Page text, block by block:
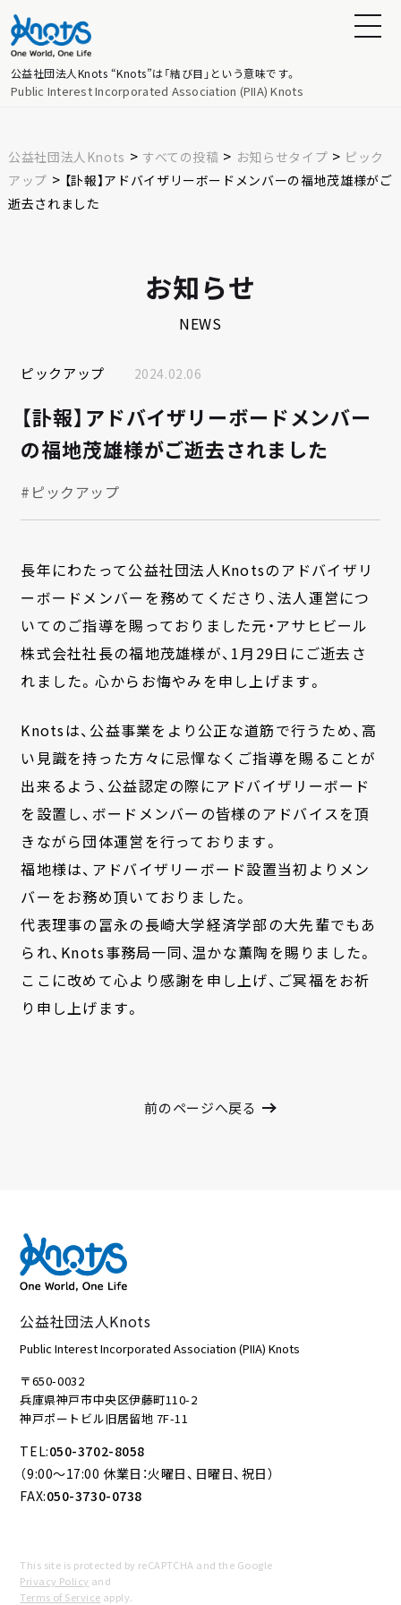
公益社団法人Knots “Knots”は「結び目」という意味です。
Public Interest Incorporated Association (PIIA) Knots
公益社団法人Knots > すべての投稿 > お知らせタイプ > ピック
アップ > 【訃報】アドバイザリーボードメンバーの福地茂雄様がご
逝去されました
お知らせ
NEWS
ピックアップ 2024.02.06
【訃報】アドバイザリーボードメンバー
の福地茂雄様がご逝去されました
#ピックアップ
長年にわたって公益社団法人Knotsのアドバイザリ
ーボードメンバーを務めてくださり、法人運営につ
いてのご指導を賜っておりました元・アサヒビール
株式会社社長の福地茂雄様が、1月29日にご逝去さ
れました。心からお悔やみを申し上げます。
Knotsは、公益事業をより公正な道筋で行うため、高
い見識を持った方々に忌憚なくご指導を賜ることが
出来るよう、公益認定の際にアドバイザリーボード
を設置し、ボードメンバーの皆様のアドバイスを頂
きながら団体運営を行っております。
福地様は、アドバイザリーボード設置当初よりメン
バーをお務め頂いておりました。
代表理事の冨永の長崎大学経済学部の大先輩でもあ
られ、Knots事務局一同、温かな薫陶を賜りました。
ここに改めて心より感謝を申し上げ、ご冥福をお祈
り申し上げます。
前のページへ戻る
公益社団法人Knots
Public Interest Incorporated Association (PIIA) Knots
〒650-0032
兵庫県神戸市中央区伊藤町110-2
神戸ポートビル旧居留地 7F-11
TEL:050-3702-8058
（9:00～17:00 休業日：火曜日、日曜日、祝日）
FAX:050-3730-0738
This site is protected by reCAPTCHA and the Google
Privacy Policy and
Terms of Service apply.